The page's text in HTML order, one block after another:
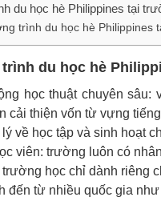
du học hè Philippines tại
trình du học hè Philippines
du học hè
học thuật chuyên
cải thiện vốn từ vựng
về học tập và sinh hoạt
viên: trường luôn có
học chỉ dành riêng
đến từ nhiều quốc gia